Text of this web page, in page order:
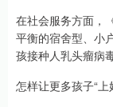
在社会服务方面，
平衡的宿舍型、小
孩接种人乳头瘤病
怎样让更多孩子“上